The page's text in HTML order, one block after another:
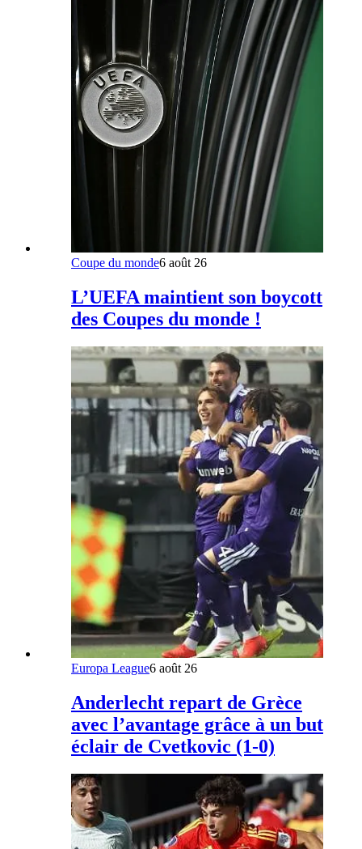
Coupe du monde6 août 26
L’UEFA maintient son boycott
des Coupes du monde !
Europa League6 août 26
Anderlecht repart de Grèce
avec l’avantage grâce à un but
éclair de Cvetkovic (1-0)